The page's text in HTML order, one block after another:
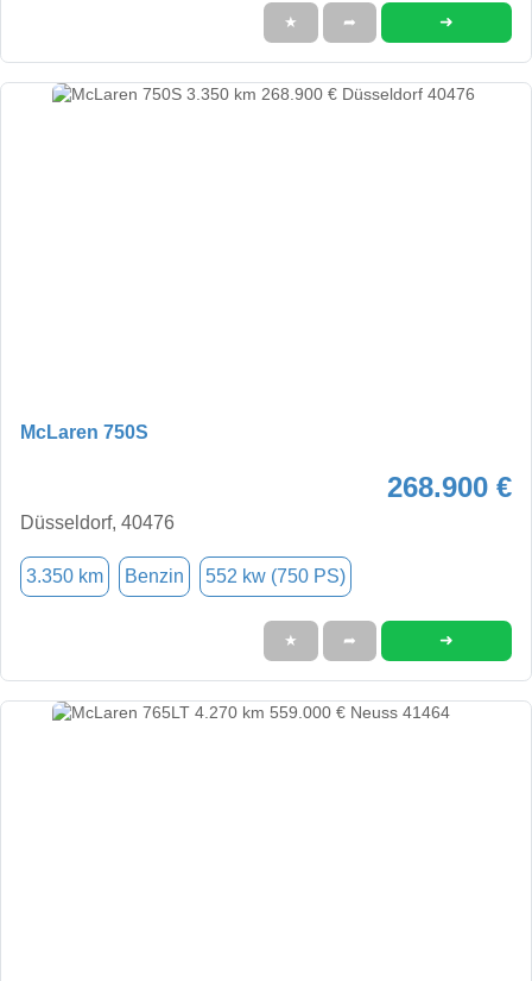
★ ➦ ➜
McLaren 750S
268.900 €
Düsseldorf, 40476
3.350 km Benzin 552 kw (750 PS)
★ ➦ ➜